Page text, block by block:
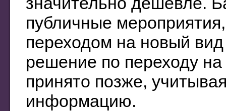
публичные
переходом на новый
решение по переходу
принято позже,
информацию.